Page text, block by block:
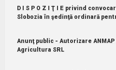
D I S P O Z I Ţ I E privind
Slobozia în şedinţă ordinară
Anunţ public - Autorizare
Agricultura SRL